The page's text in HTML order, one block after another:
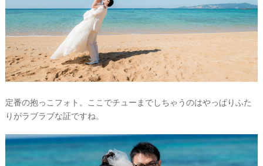
定番の抱っこフォト。ここでチューまでしちゃうのはやっぱりふた
りがラブラブな証ですね。